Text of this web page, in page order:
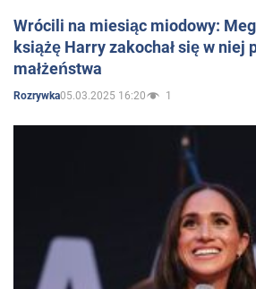
Wrócili na miesiąc miodowy:
książę Harry zakochał się w
małżeństwa
Rozrywka05.03.2025 16:20 1